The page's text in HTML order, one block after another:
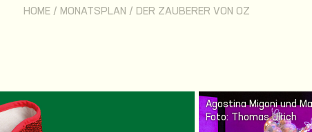
HOME / MONATSPLAN / DER ZAUBERER VON OZ
Agostina Migoni und
Foto: Thomas Ulrich